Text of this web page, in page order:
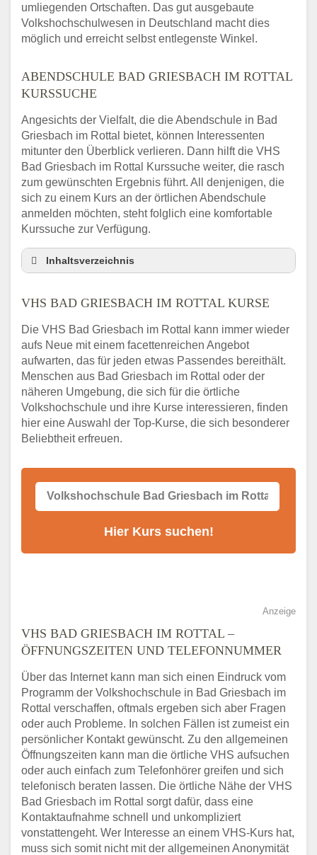
umliegenden Ortschaften. Das gut ausgebaute
Volkshochschulwesen in Deutschland macht dies
möglich und erreicht selbst entlegenste Winkel.
ABENDSCHULE BAD GRIESBACH IM ROTTAL
KURSSUCHE
Angesichts der Vielfalt, die die Abendschule in Bad
Griesbach im Rottal bietet, können Interessenten
mitunter den Überblick verlieren. Dann hilft die VHS
Bad Griesbach im Rottal Kurssuche weiter, die rasch
zum gewünschten Ergebnis führt. All denjenigen, die
sich zu einem Kurs an der örtlichen Abendschule
anmelden möchten, steht folglich eine komfortable
Kurssuche zur Verfügung.
Inhaltsverzeichnis
und Umgebung
Abendschule Bad Griesbach im Rottal
Kurssuche
VHS Bad Griesbach im Rottal Kurse
VHS Bad Griesbach im Rottal –
Öffnungszeiten und Telefonnummer
Stellenangebote der Volkshochschule Bad
Griesbach im Rottal
VHS-Kurs
Alternativen zum VHS Programm 2026 in
VHS BAD GRIESBACH IM ROTTAL KURSE
Die VHS Bad Griesbach im Rottal kann immer wieder
aufs Neue mit einem facettenreichen Angebot
aufwarten, das für jeden etwas Passendes bereithält.
Menschen aus Bad Griesbach im Rottal oder der
näheren Umgebung, die sich für die örtliche
Volkshochschule und ihre Kurse interessieren, finden
hier eine Auswahl der Top-Kurse, die sich besonderer
Beliebtheit erfreuen.
Anzeige
VHS BAD GRIESBACH IM ROTTAL –
ÖFFNUNGSZEITEN UND TELEFONNUMMER
Über das Internet kann man sich einen Eindruck vom
Programm der Volkshochschule in Bad Griesbach im
Rottal verschaffen, oftmals ergeben sich aber Fragen
oder auch Probleme. In solchen Fällen ist zumeist ein
persönlicher Kontakt gewünscht. Zu den allgemeinen
Öffnungszeiten kann man die örtliche VHS aufsuchen
oder auch einfach zum Telefonhörer greifen und sich
telefonisch beraten lassen. Die örtliche Nähe der VHS
Bad Griesbach im Rottal sorgt dafür, dass eine
Kontaktaufnahme schnell und unkompliziert
vonstattengeht. Wer Interesse an einem VHS-Kurs hat,
muss sich somit nicht mit der allgemeinen Anonymität